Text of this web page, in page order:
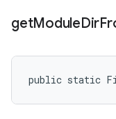
getModuleDir
public static